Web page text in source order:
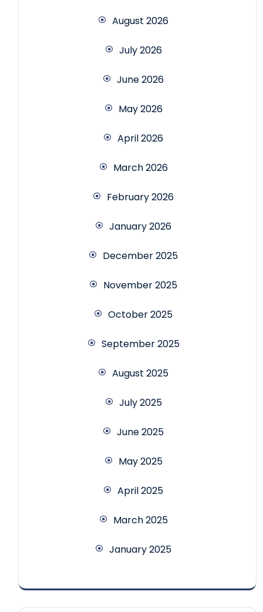
August 2026
July 2026
June 2026
May 2026
April 2026
March 2026
February 2026
January 2026
December 2025
November 2025
October 2025
September 2025
August 2025
July 2025
June 2025
May 2025
April 2025
March 2025
January 2025